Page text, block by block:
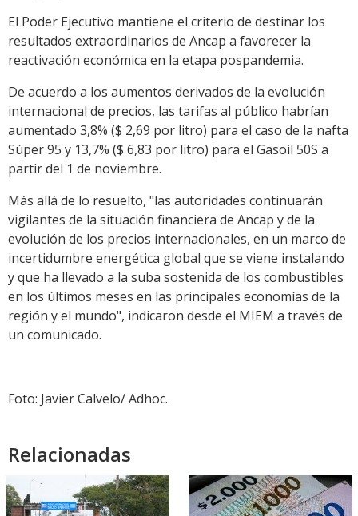
El Poder Ejecutivo mantiene el criterio de destinar los
resultados extraordinarios de Ancap a favorecer la
reactivación económica en la etapa pospandemia.
De acuerdo a los aumentos derivados de la evolución
internacional de precios, las tarifas al público habrían
aumentado 3,8% ($ 2,69 por litro) para el caso de la nafta
Súper 95 y 13,7% ($ 6,83 por litro) para el Gasoil 50S a
partir del 1 de noviembre.
Más allá de lo resuelto, "las autoridades continuarán
vigilantes de la situación financiera de Ancap y de la
evolución de los precios internacionales, en un marco de
incertidumbre energética global que se viene instalando
y que ha llevado a la suba sostenida de los combustibles
en los últimos meses en las principales economías de la
región y el mundo", indicaron desde el MIEM a través de
un comunicado.
Foto: Javier Calvelo/ Adhoc.
Relacionadas